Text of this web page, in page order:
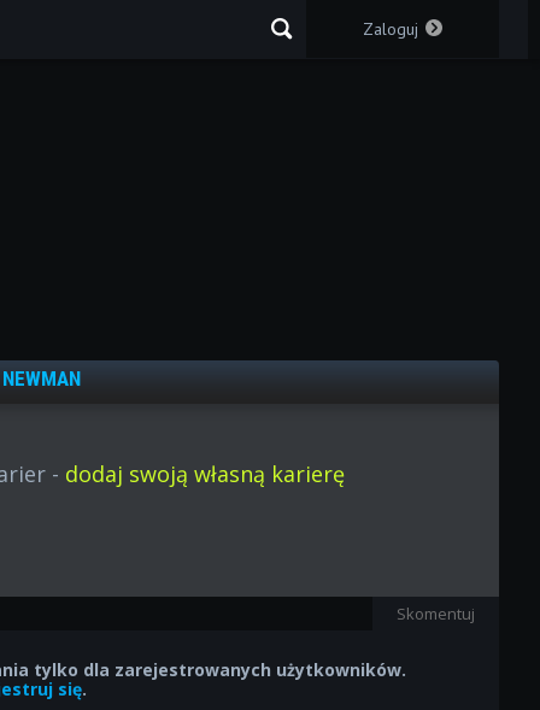
Zaloguj
NEWMAN
- dodaj swoją własną karierę
Skomentuj
tylko dla zarejestrowanych użytkowników.
się.